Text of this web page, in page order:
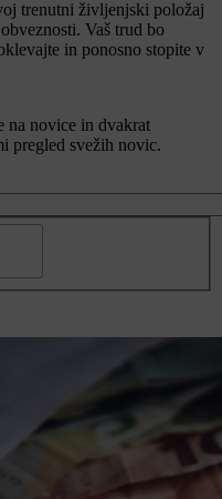
trenutni življenjski položaj
Vaš trud bo
in ponosno stopite v
na novice in dvakrat
pregled svežih novic.